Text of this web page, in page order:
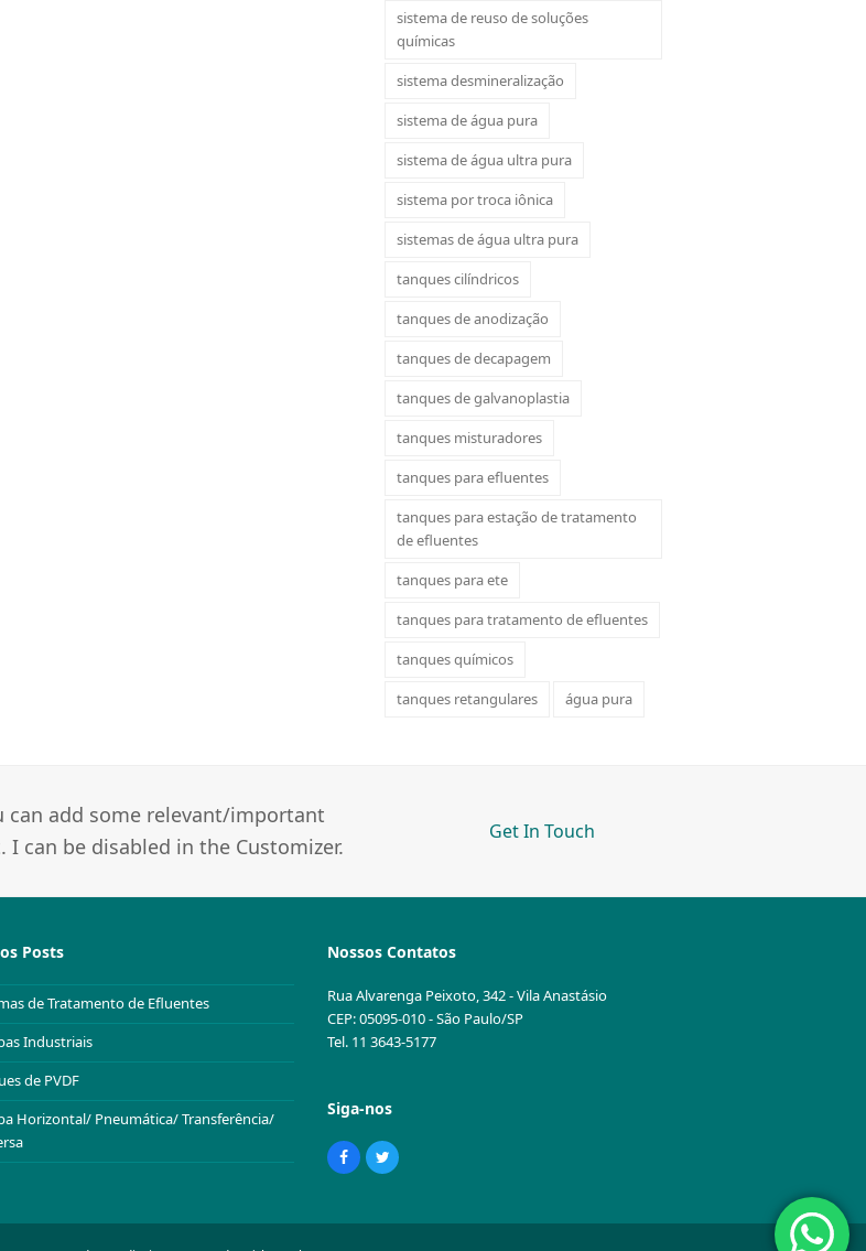
sistema de reuso de soluções
químicas
sistema desmineralização
sistema de água pura
sistema de água ultra pura
sistema por troca iônica
sistemas de água ultra pura
tanques cilíndricos
tanques de anodização
tanques de decapagem
tanques de galvanoplastia
tanques misturadores
tanques para efluentes
tanques para estação de tratamento
de efluentes
tanques para ete
tanques para tratamento de efluentes
tanques químicos
tanques retangulares
água pura
add some relevant/important
can be disabled in the Customizer.
Get In Touch
Posts
de Tratamento de Efluentes
Industriais
de PVDF
Horizontal/ Pneumática/ Transferência/
Nossos Contatos
Rua Alvarenga Peixoto, 342 - Vila Anastásio
CEP: 05095-010 - São Paulo/SP
Tel. 11 3643-5177
Siga-nos
FacebookTwitter